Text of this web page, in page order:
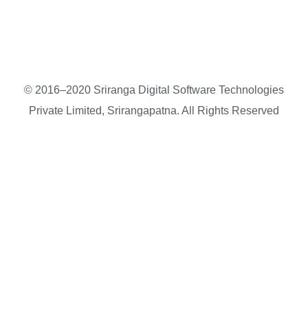
© 2016–2020 Sriranga Digital Software Technologies
Private Limited, Srirangapatna. All Rights Reserved